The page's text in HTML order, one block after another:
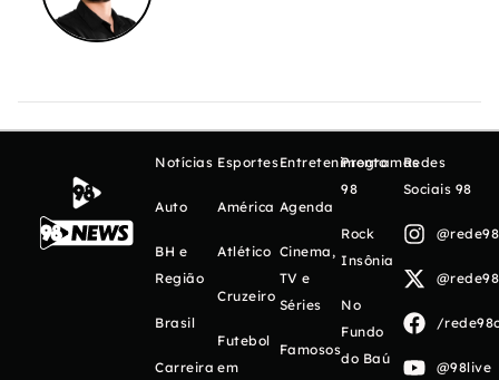
Notícias
Auto
BH e
Região
Brasil
Carreira
Esportes
América
Atlético
Cruzeiro
Futebol
em
Entretenimento
Agenda
Cinema,
TV e
Séries
Famosos
Programas
98
Rock
Insônia
No
Fundo
do Baú
Redes
Sociais 98
/
@98live